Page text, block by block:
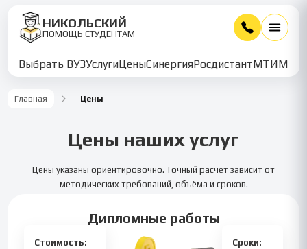
НИКОЛЬСКИЙ
ПОМОЩЬ СТУДЕНТАМ
Выбрать ВУЗУслугиЦеныСинергияРосдистантМТИММУ
Главная Цены
Цены наших услуг
Цены указаны ориентировочно. Точный расчёт зависит от
методических требований, объёма и сроков.
Дипломные работы
Стоимость:
Сроки: